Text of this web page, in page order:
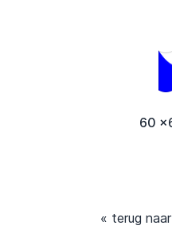
60
« terug